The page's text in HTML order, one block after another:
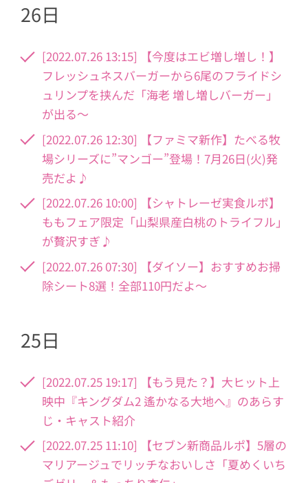
26日
[2022.07.26 13:15] 【今度はエビ増し増し！】
フレッシュネスバーガーから6尾のフライドシ
ュリンプを挟んだ「海老 増し増しバーガー」
が出る～
[2022.07.26 12:30] 【ファミマ新作】たべる牧
場シリーズに”マンゴー”登場！7月26日(火)発
売だよ♪
[2022.07.26 10:00] 【シャトレーゼ実食ルポ】
ももフェア限定「山梨県産白桃のトライフル」
が贅沢すぎ♪
[2022.07.26 07:30] 【ダイソー】おすすめお掃
除シート8選！全部110円だよ〜
25日
[2022.07.25 19:17] 【もう見た？】大ヒット上
映中『キングダム2 遙かなる大地へ』のあらす
じ・キャスト紹介
[2022.07.25 11:10] 【セブン新商品ルポ】5層の
マリアージュでリッチなおいしさ「夏めくいち